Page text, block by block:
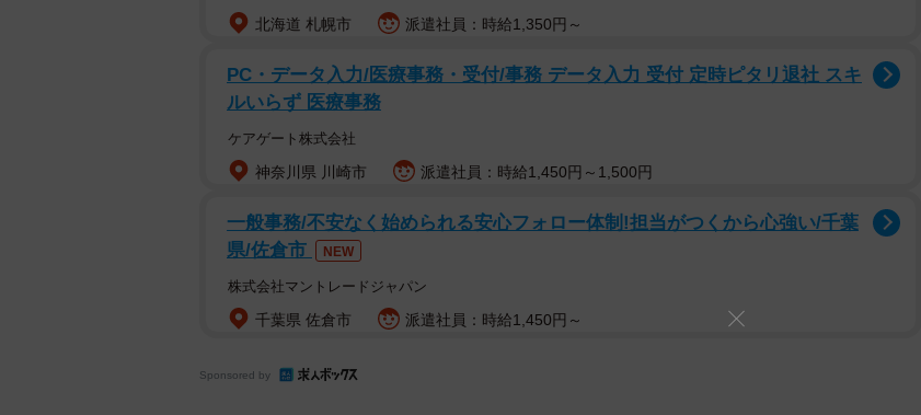
北海道 札幌市 派遣社員：時給1,350円～
PC・データ入力/医療事務・受付/事務 データ入力 受付 定時ピタリ退社 スキ
ルいらず 医療事務
ケアゲート株式会社
神奈川県 川崎市 派遣社員：時給1,450円～1,500円
一般事務/不安なく始められる安心フォロー体制!担当がつくから心強い/千葉
県/佐倉市
NEW
株式会社マントレードジャパン
千葉県 佐倉市 派遣社員：時給1,450円～
Sponsored by